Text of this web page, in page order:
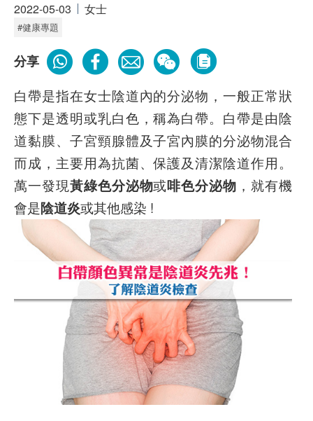
2022-05-03
女士
#健康專題
分享
白帶是指在女士陰道內的分泌物，一般正常狀
態下是透明或乳白色，稱為白帶。白帶是由陰
道黏膜、子宮頸腺體及子宮內膜的分泌物混合
而成，主要用為抗菌、保護及清潔陰道作用。
萬一發現黃綠色分泌物或啡色分泌物 ，就有機
會是陰道炎或其他感染 !